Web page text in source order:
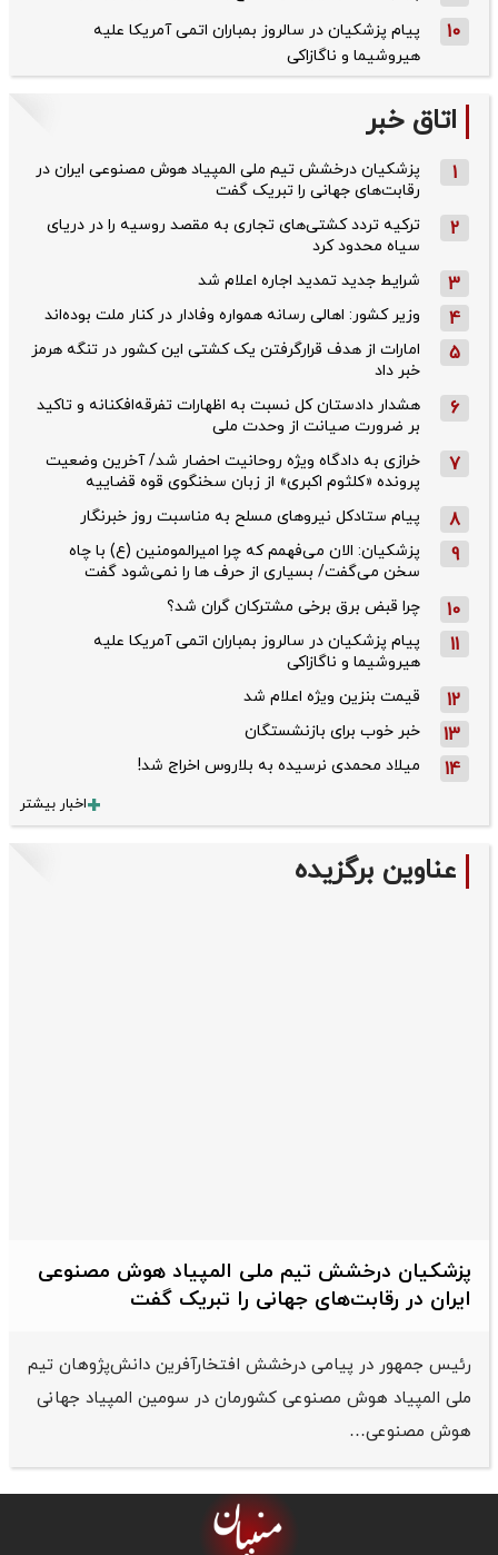
10
پیام پزشکیان در سالروز بمباران اتمی آمریکا علیه
هیروشیما و ناگازاکی
اتاق خبر
1
پزشکیان درخشش تیم ملی المپیاد هوش مصنوعی ایران در
رقابت‌های جهانی را تبریک گفت
2
ترکیه تردد کشتی‌های تجاری به مقصد روسیه را در دریای
سیاه محدود کرد
3 شرایط جدید تمدید اجاره اعلام شد
4 وزیر کشور: اهالی رسانه همواره وفادار در کنار ملت بوده‌اند
5
امارات از هدف قرارگرفتن یک کشتی این کشور در تنگه هرمز
خبر داد
6
هشدار دادستان کل نسبت به اظهارات تفرقه‌افکنانه و تاکید
بر ضرورت صیانت از وحدت ملی
7
خرازی به دادگاه ویژه روحانیت احضار شد/ آخرین وضعیت
پرونده «کلثوم اکبری» از زبان سخنگوی قوه قضاییه
8 پیام ستادکل نیروهای مسلح به مناسبت روز خبرنگار
9
پزشکیان: الان می‌فهمم که چرا امیرالمومنین (ع) با چاه
سخن می‌گفت/ بسیاری از حرف ها را نمی‌شود گفت
10 چرا قبض برق برخی مشترکان گران شد؟
11
پیام پزشکیان در سالروز بمباران اتمی آمریکا علیه
هیروشیما و ناگازاکی
12 قیمت بنزین ویژه اعلام شد
13 خبر خوب برای بازنشستگان
14 میلاد محمدی نرسیده به بلاروس اخراج شد!
اخبار بیشتر
عناوین برگزیده
پزشکیان درخشش تیم ملی المپیاد هوش مصنوعی
ایران در رقابت‌های جهانی را تبریک گفت
رئیس جمهور در پیامی درخشش افتخارآفرین دانش‌پژوهان تیم
ملی المپیاد هوش مصنوعی کشورمان در سومین المپیاد جهانی
هوش مصنوعی…